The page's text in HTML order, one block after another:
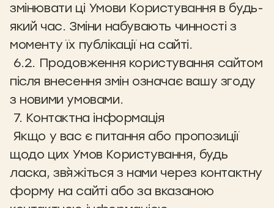
змінювати ці Умови Користування в будь-
який час. Зміни набувають чинності з
моменту їх публікації на сайті.
6.2. Продовження користування сайтом
після внесення змін означає вашу згоду
з новими умовами.
7. Контактна інформація
Якщо у вас є питання або пропозиції
щодо цих Умов Користування, будь
ласка, зв`яжіться з нами через контактну
форму на сайті або за вказаною